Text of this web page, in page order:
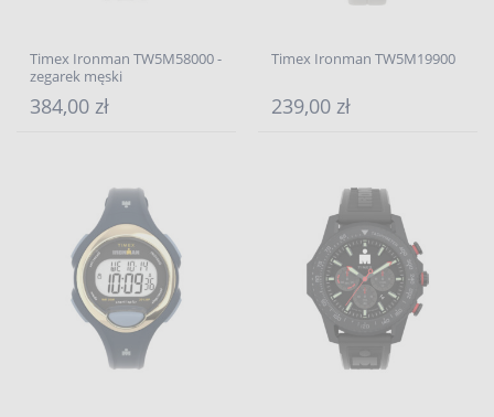
Timex Ironman TW5M58000 -
zegarek męski
384,00 zł
Timex Ironman TW5M19900
239,00 zł